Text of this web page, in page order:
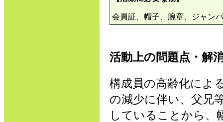
会員証、帽子、腕章、ジャン
活動上の問題点・解
構成員の高齢化によ
の減少に伴い、父兄
していることから、